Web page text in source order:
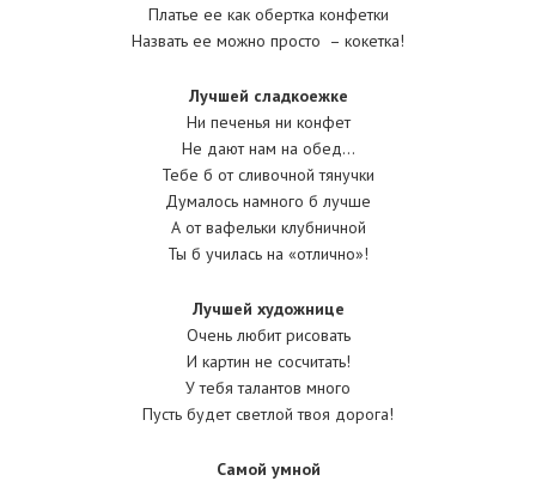
Платье ее как обертка конфетки
Назвать ее можно просто – кокетка!
Лучшей сладкоежке
Ни печенья ни конфет
Не дают нам на обед…
Тебе б от сливочной тянучки
Думалось намного б лучше
А от вафельки клубничной
Ты б училась на «отлично»!
Лучшей художнице
Очень любит рисовать
И картин не сосчитать!
У тебя талантов много
Пусть будет светлой твоя дорога!
Самой умной